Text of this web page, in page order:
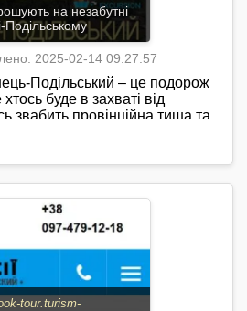
на незабутні
Подільському
2025-02-14 09:27:57
Подільський – це подорож
буде в захваті від
звабить провінційна тиша та
дні молодим до вподоби
якого каньйон річки
і взагалі розчарується
пам’яток міста –
нові враження та
сайті "https://tour.km.ua/"
про різноманітні тури
Подільському, які
це чарівне місто.
tour.turism-